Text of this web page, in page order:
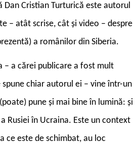
Dan Cristian Turturică este autorul
– atât scrise, cât și video – despre
a românilor din Siberia.
– a cărei publicare a fost mult
chiar autorul ei – vine într-un
pune și mai bine în lumină: și
Rusiei în Ucraina. Este un context
ce este de schimbat, au loc